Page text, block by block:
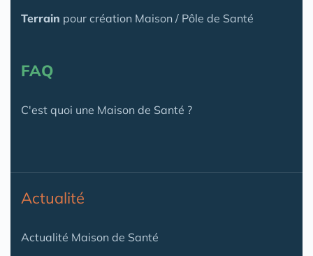
Terrain pour création Maison / Pôle de Santé
FAQ
C'est quoi une Maison de Santé ?
Actualité
Actualité Maison de Santé